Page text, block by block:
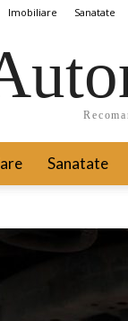
Imobiliare Sanatate
Sanatate